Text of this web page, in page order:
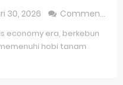
30, 2026 Comment
economy era, berkebun
hobi tanam